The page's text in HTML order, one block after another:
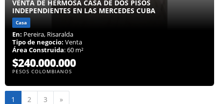
VENTA DE HERMOSA CASA DE DOS PISOS
INDEPENDIENTES EN LAS MERCEDES CUBA
Casa
En: Pereira, Risaralda
Tipo de negocio: Venta
Área Construida: 60 m²
$240.000.000
PESOS COLOMBIANOS
1 2 3 »